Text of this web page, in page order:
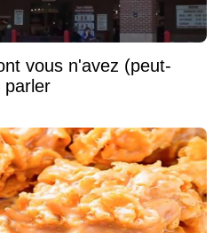
vous n'avez (peut-
parler